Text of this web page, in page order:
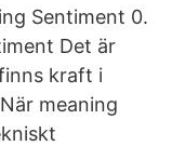
Sentiment 0.
Det är
kraft i
meaning